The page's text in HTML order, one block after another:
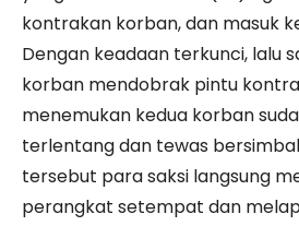
kontrakan korban, dan masuk
Dengan keadaan terkunci, lalu
korban mendobrak pintu
menemukan kedua korban
terlentang dan tewas
tersebut para saksi langsung
perangkat setempat dan